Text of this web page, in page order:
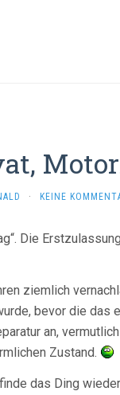
· KEINE
Die
ziemlich
bevor die das
an,
Zustand.
das Ding